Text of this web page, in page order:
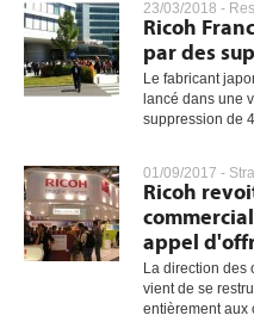
23/03/2018 -
Ricoh
par des
Le fabricant
lancé dans une
suppression de
01/09/2017 -
Ricoh
appel
La direction
vient de se
entièrement aux